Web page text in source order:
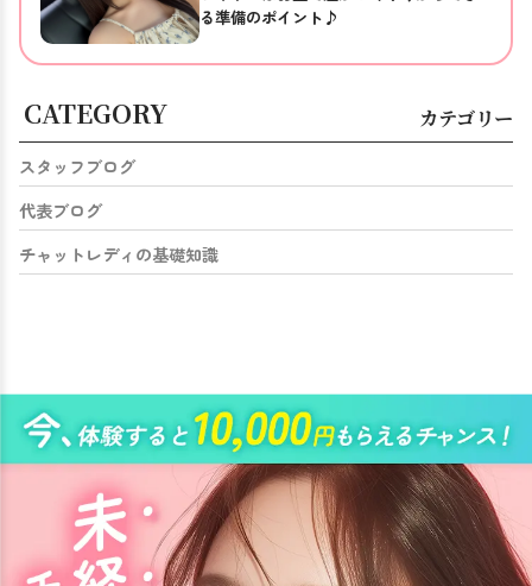
る準備のポイント♪
CATEGORY カテゴリー
スタッフブログ
代表ブログ
チャットレディの基礎知識